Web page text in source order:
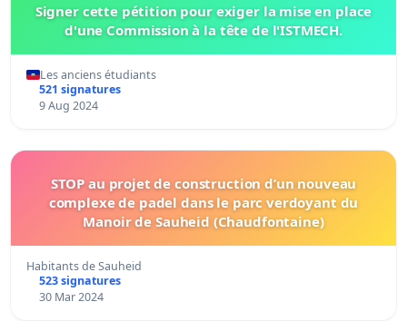
Signer cette pétition pour exiger la mise en place
d'une Commission à la tête de l'ISTMECH.
Les anciens étudiants
521 signatures
9 Aug 2024
STOP au projet de construction d’un nouveau
complexe de padel dans le parc verdoyant du
Manoir de Sauheid (Chaudfontaine)
Habitants de Sauheid
523 signatures
30 Mar 2024